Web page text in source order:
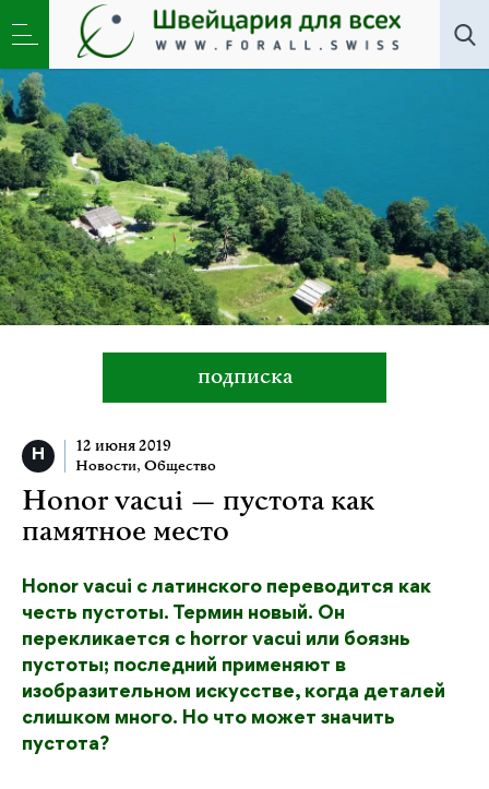
Все авторы»Лукас Штудер
подписка
12 июня 2019
Новости, Общество
Honor vacui — пустота как
памятное место
Honor vacui с латинского переводится как
честь пустоты. Термин новый. Он
перекликается с horror vacui или боязнь
пустоты; последний применяют в
изобразительном искусстве, когда деталей
слишком много. Но что может значить
пустота?